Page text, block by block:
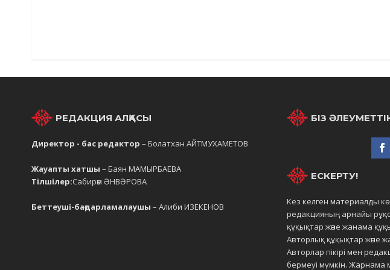
РЕДАКЦИЯ АЛҚАСЫ
Директор - бас редактор – Болатхан АЙТМУХАМЕТОВ
Жауапты хатшы – Баян МАМЫРБАЕВА
Тілшілер:Сабирәм ӘНВӘРОВА
Беттеуші-бағдарламалаушы – Алиби ИЗЕКЕНОВ
БІЗ
ЕСКЕРТУ!
Кез келген материалды
редакцияның арнайы
құқықтар және жанама
Авторлық құқықтар және
Авторлар пікірі мен
бермеуі мүмкін.